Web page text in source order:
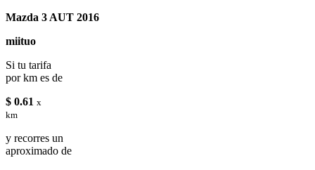
Mazda 3 AUT 2016
miituo
Si tu tarifa
por km es de
$ 0.61 x
km
y recorres un
aproximado de